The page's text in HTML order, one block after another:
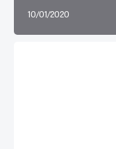
10/01/2020